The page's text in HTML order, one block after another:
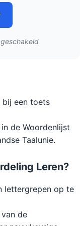
bij een toets
de Woordenlijst
Taalunie.
Leren?
lettergrepen op te
de